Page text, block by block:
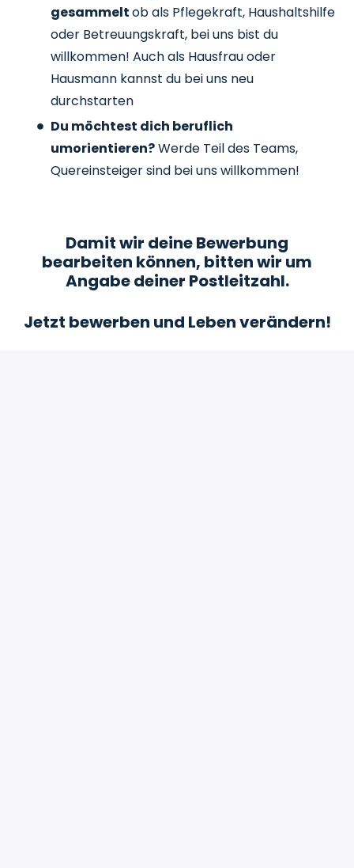
gesammeltob als Pflegekraft, Haushaltshilfe
oder Betreuungskraft, bei uns bist du
willkommen! Auch als Hausfrau oder
Hausmann kannst du bei uns neu
durchstarten
Du möchtest dich beruflich
umorientieren?Werde Teil des Teams,
Quereinsteiger sind bei uns willkommen!
Damit wir deine Bewerbung
bearbeiten können, bitten wir um
Angabe deiner Postleitzahl.
Jetzt bewerben und Leben verändern!